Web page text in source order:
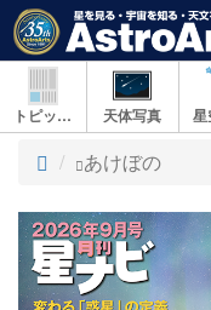
トピックス 天体写真
ト
プ
あけぼの